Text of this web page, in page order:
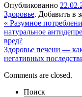
Опубликованно
Здоровье. Добавить в
« Разумное
натуральное
вред?
Здоровье печени —
негативных
Comments are closed.
Поиск